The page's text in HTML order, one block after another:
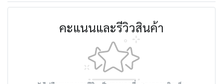
คะแนนและรีวิวสินค้า